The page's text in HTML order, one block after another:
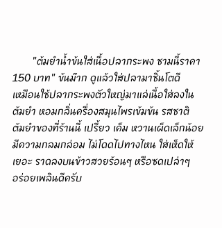
150 บาท" ข้นม๊าก ดูแล้วใส่ปลามาชิ้นโตดี
เหมือนใช้ปลากระพงตัวใหญ่มาแล่เนื้อใส่ลงใน
ต้มยำ หอมกลิ่นครื่องสมุนไพรเข้มข้น รสชาติ
ต้มยำของที่ร้านนี้ เปรี้ยว เค็ม หวานเผ็ดเล็กน้อย
มีความกลมกล่อม ไม่โดดไปทางไหน ใส่เห็ดให้
เยอะ ราดลงบนข้าวสวยร้อนๆ หรือซดเปล่าๆ
อร่อยเพลินดีครับ